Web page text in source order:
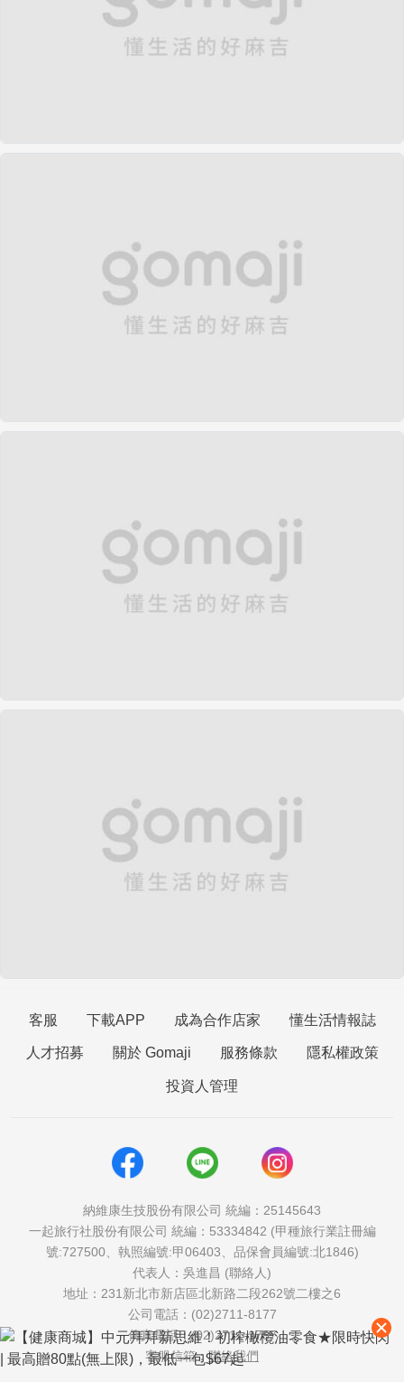
客服 下載APP 成為合作店家 懂生活情報誌
人才招募 關於 Gomaji 服務條款 隱私權政策
投資人管理
納維康生技股份有限公司 統編：25145643
一起旅行社股份有限公司 統編：53334842 (甲種旅行業註冊編
號:727500、執照編號:甲06403、品保會員編號:北1846)
代表人：吳進昌 (聯絡人)
地址：231新北市新店區北新路二段262號二樓之6
公司電話：(02)2711-8177
傳真電話：(02)2711-1757
客服信箱：聯絡我們